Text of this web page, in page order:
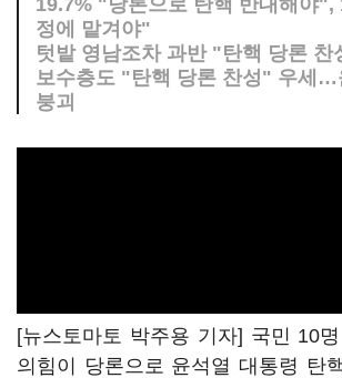
19.7% "당론으로 탄핵 반대해야",
정에 맡겨야"
텃밭 영남조차 과반 "탄핵 당론 찬
보수층도 "탄핵 당론 찬성" 우세…
붕괴
[뉴스토마토 박주용 기자] 국민 10
의힘이 당론으로 윤석열 대통령 탄